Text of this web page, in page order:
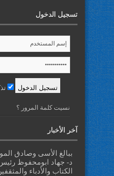
تسجيل الدخول
نسيت كلمة المرور ؟
آخر الأخبار
ببالغ الأسى وصادق
د- جهاد ابومحفوظ
الكتاب والأدباء